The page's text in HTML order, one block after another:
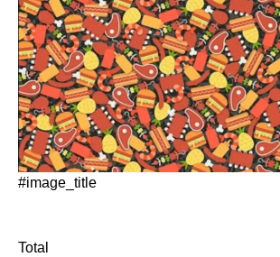
#image_title
Total